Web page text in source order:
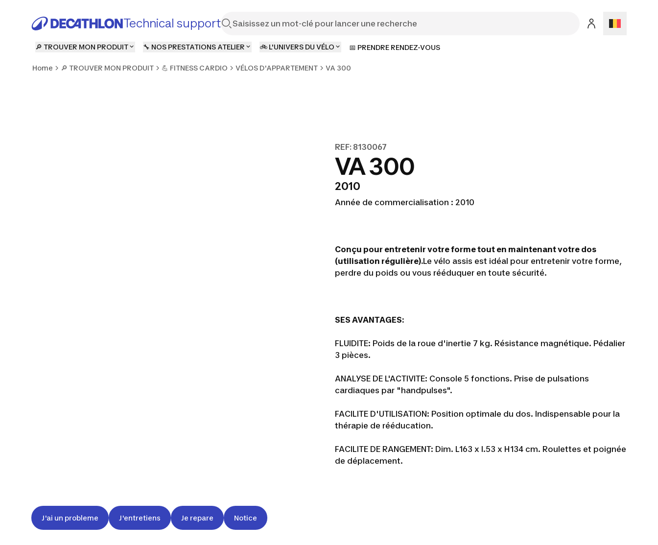
Technical support
🔎 TROUVER MON PRODUIT 🔧 NOS PRESTATIONS ATELIER 🚲 L'UNIVERS DU VÉLO 📅 PRENDRE RENDEZ-VOUS
Home 🔎 TROUVER MON PRODUIT 💪 FITNESS CARDIO VÉLOS D'APPARTEMENT VA 300
REF: 8130067
VA 300
2010
Année de commercialisation : 2010
Conçu pour entretenir votre forme tout en maintenant votre dos
(utilisation régulière).Le vélo assis est idéal pour entretenir votre forme,
perdre du poids ou vous rééduquer en toute sécurité.
SES AVANTAGES:
FLUIDITE: Poids de la roue d'inertie 7 kg. Résistance magnétique. Pédalier
3 pièces.
ANALYSE DE L'ACTIVITE: Console 5 fonctions. Prise de pulsations
cardiaques par "handpulses".
FACILITE D'UTILISATION: Position optimale du dos. Indispensable pour la
thérapie de rééducation.
FACILITE DE RANGEMENT: Dim. L163 x l.53 x H134 cm. Roulettes et poignée
de déplacement.
J'ai un probleme J'entretiens Je repare Notice